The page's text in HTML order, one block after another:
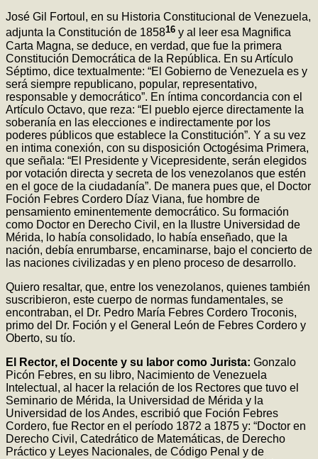
José Gil Fortoul, en su Historia Constitucional de Venezuela,
adjunta la Constitución de 185816 y al leer esa Magnifica
Carta Magna, se deduce, en verdad, que fue la primera
Constitución Democrática de la República. En su Artículo
Séptimo, dice textualmente: “El Gobierno de Venezuela es y
será siempre republicano, popular, representativo,
responsable y democrático”. En íntima concordancia con el
Artículo Octavo, que reza: “El pueblo ejerce directamente la
soberanía en las elecciones e indirectamente por los
poderes públicos que establece la Constitución”. Y a su vez
en intima conexión, con su disposición Octogésima Primera,
que señala: “El Presidente y Vicepresidente, serán elegidos
por votación directa y secreta de los venezolanos que estén
en el goce de la ciudadanía”. De manera pues que, el Doctor
Foción Febres Cordero Díaz Viana, fue hombre de
pensamiento eminentemente democrático. Su formación
como Doctor en Derecho Civil, en la Ilustre Universidad de
Mérida, lo había consolidado, lo había enseñado, que la
nación, debía enrumbarse, encaminarse, bajo el concierto de
las naciones civilizadas y en pleno proceso de desarrollo.
Quiero resaltar, que, entre los venezolanos, quienes también
suscribieron, este cuerpo de normas fundamentales, se
encontraban, el Dr. Pedro María Febres Cordero Troconis,
primo del Dr. Foción y el General León de Febres Cordero y
Oberto, su tío.
El Rector, el Docente y su labor como Jurista: Gonzalo
Picón Febres, en su libro, Nacimiento de Venezuela
Intelectual, al hacer la relación de los Rectores que tuvo el
Seminario de Mérida, la Universidad de Mérida y la
Universidad de los Andes, escribió que Foción Febres
Cordero, fue Rector en el período 1872 a 1875 y: “Doctor en
Derecho Civil, Catedrático de Matemáticas, de Derecho
Práctico y Leyes Nacionales, de Código Penal y de